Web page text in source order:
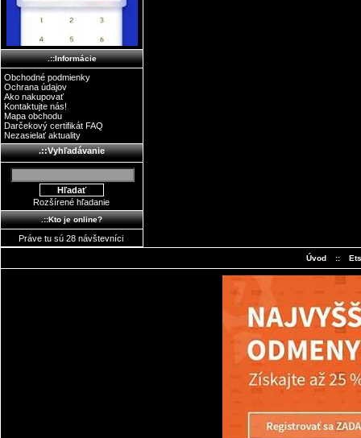
.::Informácie
Obchodné podmienky
Ochrana údajov
Ako nakupovať
Kontaktujte nás!
Mapa obchodu
Darčekový certifikát FAQ
Nezasielať aktuality
.::Vyhľadávanie
Rozšírené hľadanie
.::Kto je online?
Práve tu sú 28 návštevníci
Úvod ::